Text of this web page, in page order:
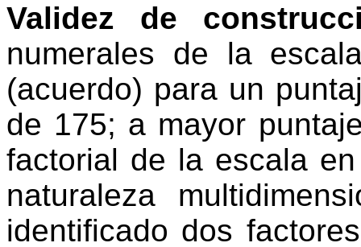
Validez de
numerales de la
(acuerdo) para un
de 175; a mayor
factorial de la escala
naturaleza
identificado dos